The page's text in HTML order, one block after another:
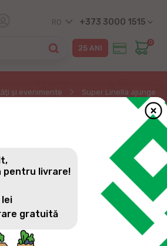
RO +373 3000 1515
0
și evenimente Super Linella ajunge
AJUNGE
cu bucurie un nou magazin
în inima orașului – str. Șoseaua
pentru livrare!
lei
gratuită